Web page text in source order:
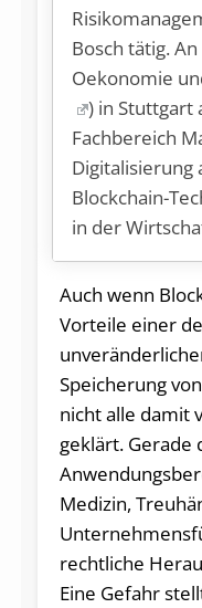
Bosch tätig.
Oekonomie
) in Stuttgart
Fachbereich
Digitalisierung
Blockchain-
in der
Auch wenn
Vorteile einer
Speicherung
nicht alle damit
geklärt. Gerade
Medizin,
rechtliche
Eine Gefahr